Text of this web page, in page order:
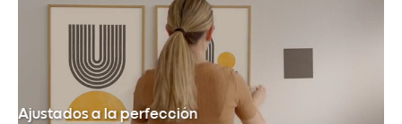
Ajustados a la perfección